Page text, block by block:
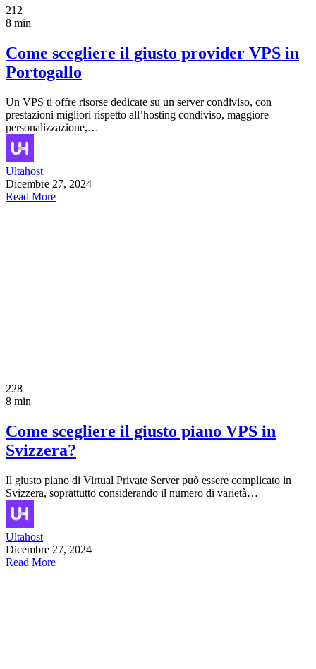
212
8 min
Come scegliere il giusto provider VPS in
Portogallo
Un VPS ti offre risorse dedicate su un server condiviso, con
prestazioni migliori rispetto all’hosting condiviso, maggiore
personalizzazione,…
Ultahost
Dicembre 27, 2024
Read More
228
8 min
Come scegliere il giusto piano VPS in
Svizzera?
Il giusto piano di Virtual Private Server può essere complicato in
Svizzera, soprattutto considerando il numero di varietà…
Ultahost
Dicembre 27, 2024
Read More